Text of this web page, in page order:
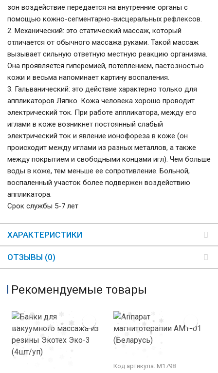
зон воздействие передается на внутренние органы с
помощью кожно-сегментарно-висцеральных рефлексов.
2. Механический: это статический массаж, который
отличается от обычного массажа руками. Такой массаж
вызывает сильную ответную местную реакцию организма.
Она проявляется гиперемией, потеплением, пастозностью
кожи и весьма напоминает картину воспаления.
3. Гальванический: это действие характерно только для
аппликаторов Ляпко. Кожа человека хорошо проводит
электрический ток. При работе аппликатора, между его
иглами в коже возникнет постоянный слабый
электрический ток и явление ионофореза в коже (он
происходит между иглами из разных металлов, а также
между покрытием и свободными концами игл). Чем больше
воды в коже, тем меньше ее сопротивление. Больной,
воспаленный участок более подвержен воздействию
аппликатора.
Срок службы 5-7 лет
ХАРАКТЕРИСТИКИ
ОТЗЫВЫ (0)
Рекомендуемые товары
Код артикула: М1798